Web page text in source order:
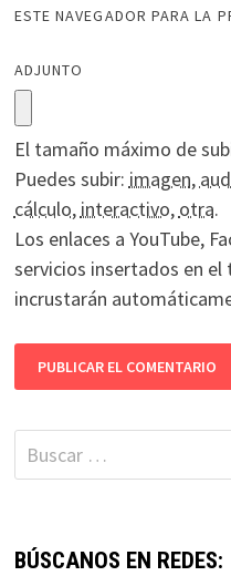
ESTE NAVEGADOR PARA LA
ADJUNTO
El tamaño máximo de
Puedes subir: imagen,
cálculo, interactivo, otra.
Los enlaces a YouTube,
servicios insertados en
incrustarán
Buscar:
BÚSCANOS EN REDES: